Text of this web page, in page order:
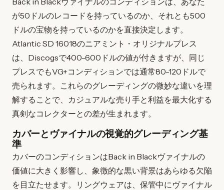
が50ドルのレコードを持っているのか、それとも500
ドルの宝物を持っているのかを直接決定します。
Atlantic SD 16018のニアミント・オリジナルプレス
は、Discogsで400-600ドルの値が付きますが、同じ
プレスでもVG+コンディションでは通常80-120ドルで
売られます。これらのグレーディングの微妙な違いを理
解することで、カジュアルな売り手と利益を最大化する
真剣なコレクターとの差が生まれます。
カバーとヴァイナルの視覚的グレーディング基
準
カバーのコンディションはBack in Blackヴァイナルの
価値に大きく影響し、象徴的な黒い背景はあらゆる欠陥
を目立たせます。リングウェアは、保管中にヴァイナル